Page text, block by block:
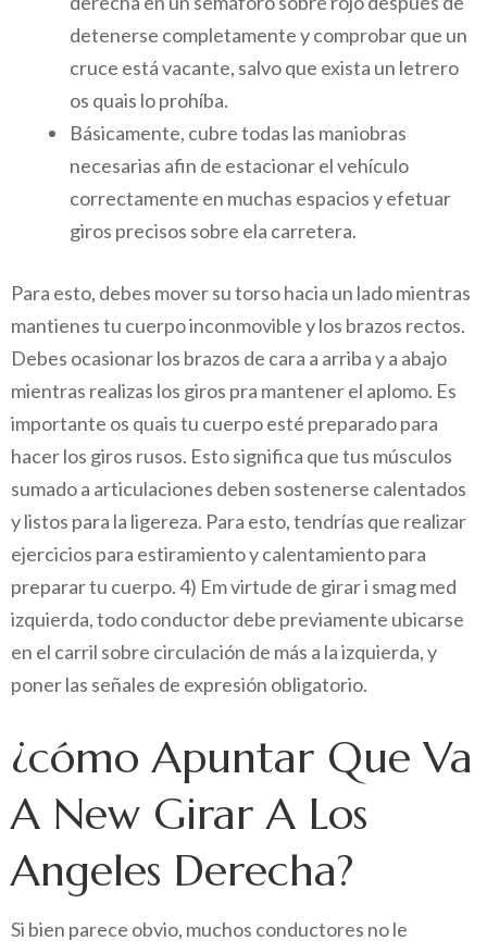
detenerse completamente y comprobar que un
cruce está vacante, salvo que exista un letrero
os quais lo prohíba.
Básicamente, cubre todas las maniobras
necesarias afin de estacionar el vehículo
correctamente en muchas espacios y efetuar
giros precisos sobre ela carretera.
Para esto, debes mover su torso hacia un lado mientras
mantienes tu cuerpo inconmovible y los brazos rectos.
Debes ocasionar los brazos de cara a arriba y a abajo
mientras realizas los giros pra mantener el aplomo. Es
importante os quais tu cuerpo esté preparado para
hacer los giros rusos. Esto significa que tus músculos
sumado a articulaciones deben sostenerse calentados
y listos para la ligereza. Para esto, tendrías que realizar
ejercicios para estiramiento y calentamiento para
preparar tu cuerpo. 4) Em virtude de girar i smag med
izquierda, todo conductor debe previamente ubicarse
en el carril sobre circulación de más a la izquierda, y
poner las señales de expresión obligatorio.
¿cómo Apuntar Que Va
A New Girar A Los
Angeles Derecha?
Si bien parece obvio, muchos conductores no le